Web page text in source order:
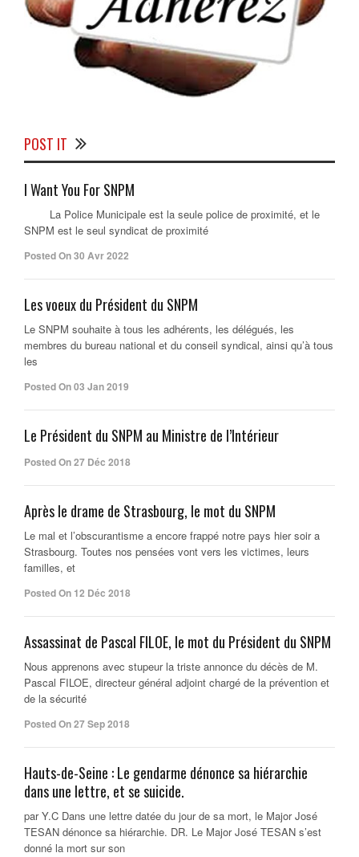
POST IT
I Want You For SNPM
La Police Municipale est la seule police de proximité, et le
SNPM est le seul syndicat de proximité
Posted On 30 Avr 2022
Les voeux du Président du SNPM
Le SNPM souhaite à tous les adhérents, les délégués, les
membres du bureau national et du conseil syndical, ainsi qu’à tous
les
Posted On 03 Jan 2019
Le Président du SNPM au Ministre de l’Intérieur
Posted On 27 Déc 2018
Après le drame de Strasbourg, le mot du SNPM
Le mal et l’obscurantisme a encore frappé notre pays hier soir a
Strasbourg. Toutes nos pensées vont vers les victimes, leurs
familles, et
Posted On 12 Déc 2018
Assassinat de Pascal FILOE, le mot du Président du SNPM
Nous apprenons avec stupeur la triste annonce du décès de M.
Pascal FILOE, directeur général adjoint chargé de la prévention et
de la sécurité
Posted On 27 Sep 2018
Hauts-de-Seine : Le gendarme dénonce sa hiérarchie
dans une lettre, et se suicide.
par Y.C Dans une lettre datée du jour de sa mort, le Major José
TESAN dénonce sa hiérarchie. DR. Le Major José TESAN s’est
donné la mort sur son